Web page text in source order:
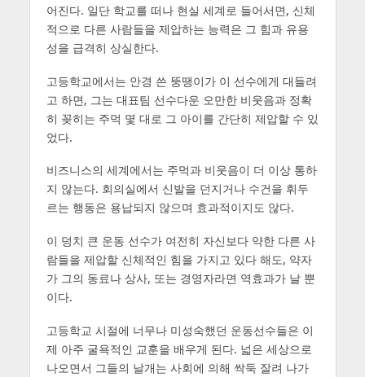
어진다. 일단 학교를 떠나 현실 세계로 들어서면, 신체
적으로 다른 사람들을 제압하는 능력은 그 힘과 유용
성을 급격히 상실한다.
고등학교에서는 안경 쓴 뚱땡이가 이 선수에게 대들려
고 하면, 그는 대표팀 선수다운 오만한 비웃음과 정확
히 꽂히는 주먹 몇 대로 그 아이를 간단히 제압할 수 있
었다.
비즈니스의 세계에서는 주먹과 비웃음이 더 이상 통하
지 않는다. 회의실에서 신발을 던지거나 수건을 휘두
르는 행동은 용납되지 않으며 효과적이지도 않다.
이 덩치 큰 운동 선수가 여전히 자신보다 약한 다른 사
람들을 제압할 신체적인 힘을 가지고 있다 해도, 약자
가 그의 동료나 상사, 또는 경영자라면 역효과가 날 뿐
이다.
고등학교 시절에 너무나 미성숙했던 운동선수들은 이
제 아주 굴욕적인 교훈을 배우게 된다. 넓은 세상으로
나오면서 그들의 날개는 사회에 의해 싹둑 잘려 나가